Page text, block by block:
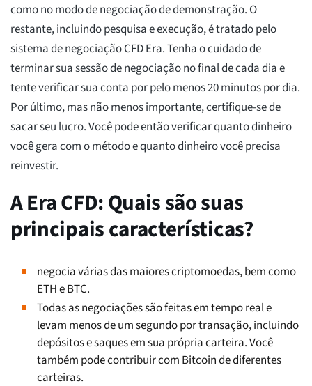
como no modo de negociação de demonstração. O
restante, incluindo pesquisa e execução, é tratado pelo
sistema de negociação CFD Era. Tenha o cuidado de
terminar sua sessão de negociação no final de cada dia e
tente verificar sua conta por pelo menos 20 minutos por dia.
Por último, mas não menos importante, certifique-se de
sacar seu lucro. Você pode então verificar quanto dinheiro
você gera com o método e quanto dinheiro você precisa
reinvestir.
A Era CFD: Quais são suas
principais características?
negocia várias das maiores criptomoedas, bem como
ETH e BTC.
Todas as negociações são feitas em tempo real e
levam menos de um segundo por transação, incluindo
depósitos e saques em sua própria carteira. Você
também pode contribuir com Bitcoin de diferentes
carteiras.